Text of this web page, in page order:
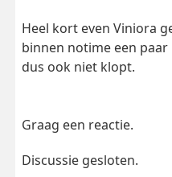
Heel kort even Viniora
binnen notime een
dus ook niet klopt.
Graag een reactie.
Discussie gesloten.